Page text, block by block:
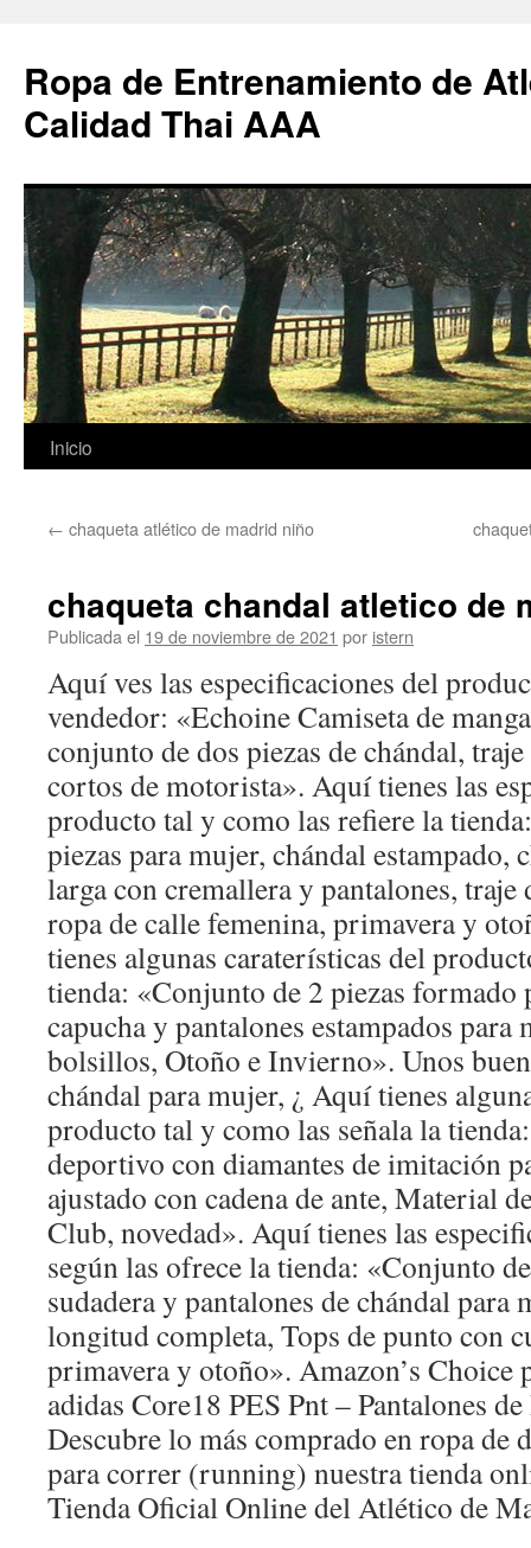
Ropa de Entrenamiento de
Calidad Thai AAA
Saltar
contenido
Inicio
← chaqueta atlético de madrid niño
chaqueta chandal atletico de
Publicada el 19 de noviembre de 2021 por istern
Aquí ves las especificaciones del
vendedor: «Echoine Camiseta de
conjunto de dos piezas de chándal,
cortos de motorista». Aquí tienes las
producto tal y como las refiere la
piezas para mujer, chándal estampado,
larga con cremallera y pantalones,
ropa de calle femenina, primavera y
tienes algunas caraterísticas del
tienda: «Conjunto de 2 piezas formado
capucha y pantalones estampados para
bolsillos, Otoño e Invierno». Unos
chándal para mujer, ¿ Aquí tienes
producto tal y como las señala la
deportivo con diamantes de imitación
ajustado con cadena de ante, Material
Club, novedad». Aquí tienes las
según las ofrece la tienda: «Conjunto
sudadera y pantalones de chándal para
longitud completa, Tops de punto con
primavera y otoño». Amazon’s Choice
adidas Core18 PES Pnt – Pantalones
Descubre lo más comprado en ropa de
para correr (running) nuestra tienda
Tienda Oficial Online del Atlético de